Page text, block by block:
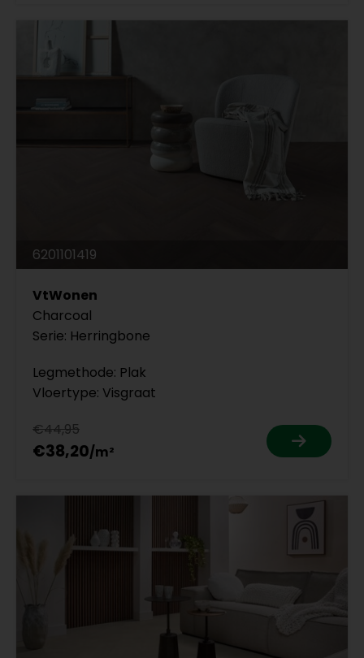
6201101419
VtWonen
Charcoal
Serie: Herringbone
Legmethode: Plak
Vloertype: Visgraat
€44,95
€38,20